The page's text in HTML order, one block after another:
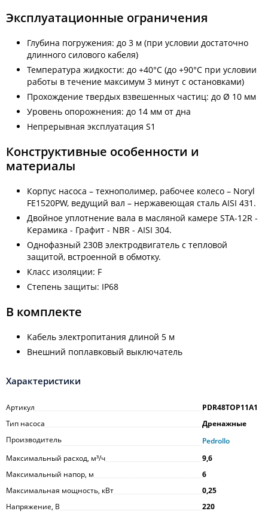
Эксплуатационные ограничения
Глубина погружения: до 3 м (при условии достаточно
длинного силового кабеля)
Температура жидкости: до +40°C (до +90°C при условии
работы в течение максимум 3 минут с остановками)
Прохождение твердых взвешенных частиц: до Ø 10 мм
Уровень опорожнения: до 14 мм от дна
Непрерывная эксплуатация S1
Конструктивные особенности и
материалы
Корпус насоса – технополимер, рабочее колесо – Noryl
FE1520PW, ведущий вал – нержавеющая сталь AISI 431.
Двойное уплотнение вала в масляной камере STA-12R -
Керамика - Графит - NBR - AISI 304.
Однофазный 230В электродвигатель с тепловой
защитой, встроенной в обмотку.
Класс изоляции: F
Степень защиты: IP68
В комплекте
Кабель электропитания длиной 5 м
Внешний поплавковый выключатель
Характеристики
Артикул
PDR48TOP11A1
Тип насоса
Дренажные
Производитель
Pedrollo
Максимальный расход, м³/ч
9,6
Максимальный напор, м
6
Максимальная мощность, кВт
0,25
Напряжение, В
220